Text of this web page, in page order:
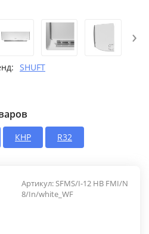
›
SHUFT
КНР R32
Артикул: SFMS/I-12 HB FMI/N
8/In/white_WF